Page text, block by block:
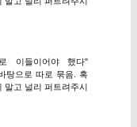
이들이어야 했다"
탕으로 따로 묶음. 혹
말고 널리 퍼트려주시